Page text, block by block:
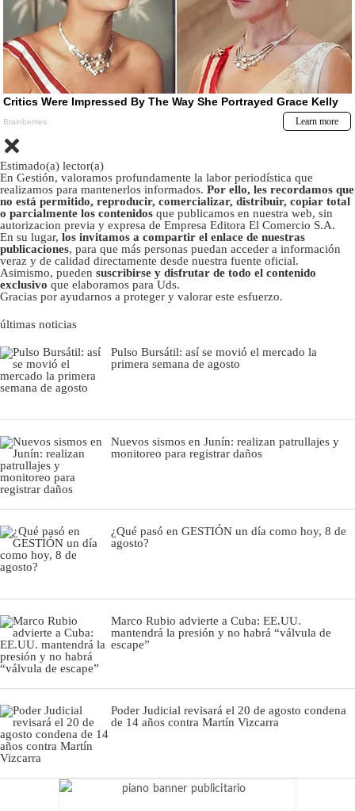
Estimado(a) lector(a)
En Gestión, valoramos profundamente la labor periodística que
realizamos para mantenerlos informados. Por ello, les recordamos que
no está permitido, reproducir, comercializar, distribuir, copiar total
o parcialmente los contenidos que publicamos en nuestra web, sin
autorizacion previa y expresa de Empresa Editora El Comercio S.A.
En su lugar, los invitamos a compartir el enlace de nuestras
publicaciones, para que más personas puedan acceder a información
veraz y de calidad directamente desde nuestra fuente oficial.
Asimismo, pueden suscribirse y disfrutar de todo el contenido
exclusivo que elaboramos para Uds.
Gracias por ayudarnos a proteger y valorar este esfuerzo.
últimas noticias
Pulso Bursátil: así se movió el mercado la
primera semana de agosto
Nuevos sismos en Junín: realizan patrullajes y
monitoreo para registrar daños
¿Qué pasó en GESTIÓN un día como hoy, 8 de
agosto?
Marco Rubio advierte a Cuba: EE.UU.
mantendrá la presión y no habrá “válvula de
escape”
Poder Judicial revisará el 20 de agosto condena
de 14 años contra Martín Vizcarra